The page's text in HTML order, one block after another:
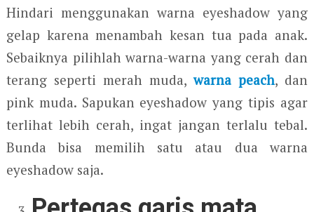
Hindari menggunakan warna eyeshadow yang
gelap karena menambah kesan tua pada anak.
Sebaiknya pilihlah warna-warna yang cerah dan
terang seperti merah muda,warna peach, dan
pink muda. Sapukan eyeshadow yang tipis agar
terlihat lebih cerah, ingat jangan terlalu tebal.
Bunda bisa memilih satu atau dua warna
eyeshadow saja.